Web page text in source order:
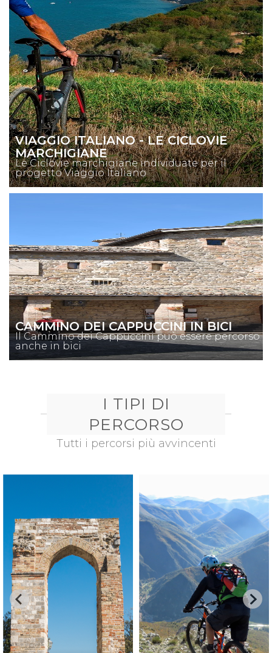
VIAGGIO ITALIANO - LE CICLOVIE
MARCHIGIANE
Le Ciclovie marchigiane individuate per il
progetto Viaggio Italiano
CAMMINO DEI CAPPUCCINI IN BICI
Il Cammino dei Cappuccini può essere percorso
anche in bici
I TIPI DI
PERCORSO
Tutti i percorsi più avvincenti